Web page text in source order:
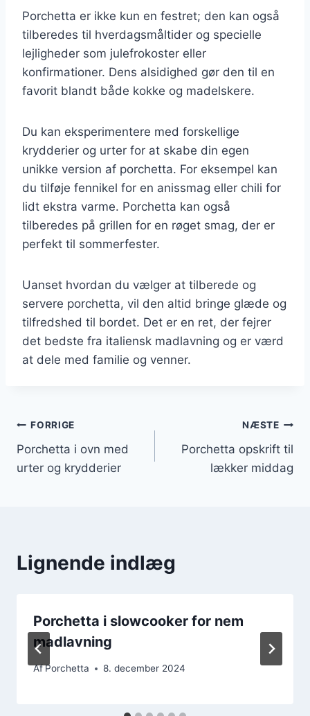
Porchetta er ikke kun en festret; den kan også
tilberedes til hverdagsmåltider og specielle
lejligheder som julefrokoster eller
konfirmationer. Dens alsidighed gør den til en
favorit blandt både kokke og madelskere.
Du kan eksperimentere med forskellige
krydderier og urter for at skabe din egen
unikke version af porchetta. For eksempel kan
du tilføje fennikel for en anissmag eller chili for
lidt ekstra varme. Porchetta kan også
tilberedes på grillen for en røget smag, der er
perfekt til sommerfester.
Uanset hvordan du vælger at tilberede og
servere porchetta, vil den altid bringe glæde og
tilfredshed til bordet. Det er en ret, der fejrer
det bedste fra italiensk madlavning og er værd
at dele med familie og venner.
Indlægsnavigation
FORRIGE
Porchetta i ovn med
urter og krydderier
NÆSTE
Porchetta opskrift til
lækker middag
Lignende indlæg
Porchetta i slowcooker for nem
madlavning
AfPorchetta 8. december 2024